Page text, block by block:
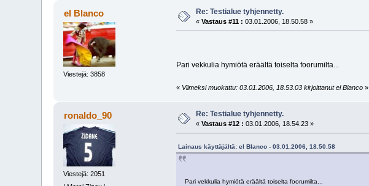
el Blanco
Viestejä: 3858
Re: Testialue tyhjennetty.
«Vastaus #11 : 03.01.2006, 18.50.58 »
Pari vekkulia hymiötä eräältä toiselta foorumilta...
« Viimeksi muokattu: 03.01.2006, 18.53.03 kirjoittanut el Blanco»
ronaldo_90
Viestejä: 2051
Re: Testialue tyhjennetty.
«Vastaus #12 : 03.01.2006, 18.54.23 »
Lainaus käyttäjältä: el Blanco - 03.01.2006, 18.50.58
Pari vekkulia hymiötä eräältä toiselta foorumilta...